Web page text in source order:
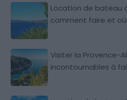
Location de bateau
comment faire et où
Visiter la Provence-
incontournables à